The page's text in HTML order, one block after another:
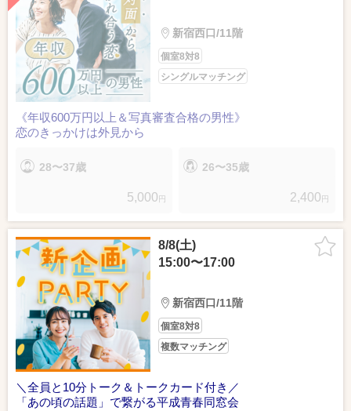
新宿西口/11階
個室8対8
シングルマッチング
《年収600万円以上＆写真審査合格の男性》
恋のきっかけは外見から
28〜37歳
5,000 円
26〜35歳
2,400 円
8/8(土)
15:00〜17:00
新宿西口/11階
個室8対8
複数マッチング
＼全員と10分トーク＆トークカード付き／
「あの頃の話題」で繋がる平成青春同窓会